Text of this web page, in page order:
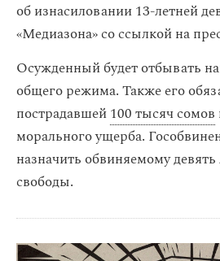
об изнасиловании 13-летней
«Медиазона» со ссылкой на
Осужденный будет отбывать
общего режима. Также его
пострадавшей100 тысяч сомов
морального ущерба.
назначить обвиняемому
свободы.